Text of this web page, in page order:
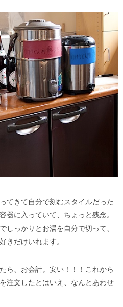
てきて自分で刻むスタイルだった
器に入っていて、ちょっと残念。
しっかりとお湯を自分で切って、
きだけいれます。
ら、お会計。安い！！！これから
注文したとはいえ、なんとあわせ